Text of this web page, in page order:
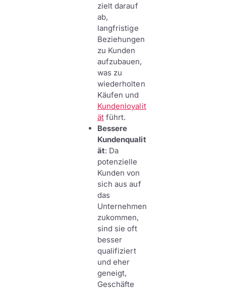
zielt darauf
ab,
langfristige
Beziehungen
zu Kunden
aufzubauen,
was zu
wiederholten
Käufen und
Kundenloyalit
ätführt.
Bessere
Kundenqualit
ät: Da
potenzielle
Kunden von
sich aus auf
das
Unternehmen
zukommen,
sind sie oft
besser
qualifiziert
und eher
geneigt,
Geschäfte